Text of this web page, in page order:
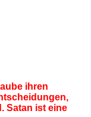
ihren
Satan ist eine